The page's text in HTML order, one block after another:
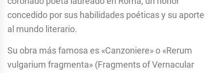
concedido por sus habilidades poéticas y su aporte
al mundo literario.
Su obra más famosa es «Canzoniere» o «Rerum
vulgarium fragmenta» (Fragments of Vernacular